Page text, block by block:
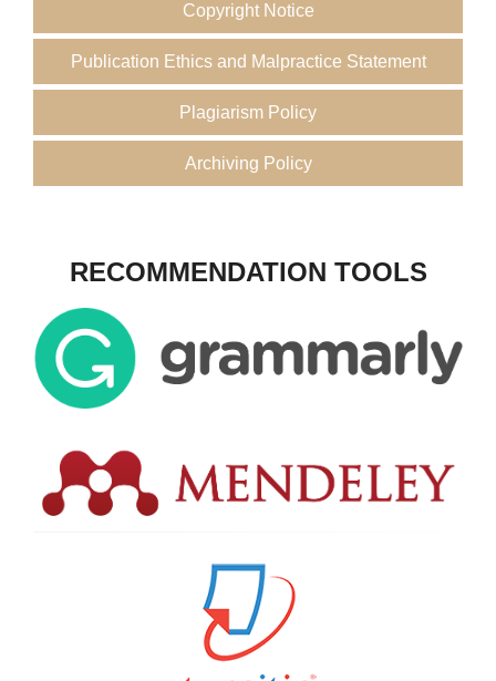
Copyright Notice
Publication Ethics and Malpractice Statement
Plagiarism Policy
Archiving Policy
RECOMMENDATION TOOLS